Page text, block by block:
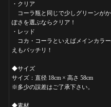
・クリア
コーラ瓶と同じで少しグリーンが
ぽさを選ぶならクリア！
・レッド
コカ・コーラといえばメインカラ
えもバッチリ！
◆サイズ
サイズ：直径 18cm × 高さ 58cm
※多少の誤差はご了承下さい。
◆素材